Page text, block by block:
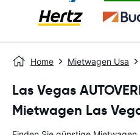
Home Mietwagen Usa
Las Vegas
Mietwagen Las